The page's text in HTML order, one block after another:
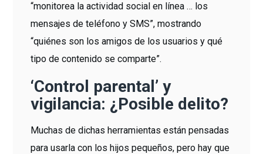
“monitorea la actividad social en línea … los
mensajes de teléfono y SMS”, mostrando
“quiénes son los amigos de los usuarios y qué
tipo de contenido se comparte”.
‘Control parental’ y
vigilancia: ¿Posible delito?
Muchas de dichas herramientas están pensadas
para usarla con los hijos pequeños, pero hay que